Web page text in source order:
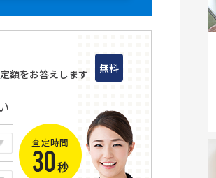
額をお答えします 無料